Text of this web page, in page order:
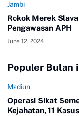
Jambi
Rokok Merek
Pengawasan APH
June 12, 2024
Populer Bulan
Madiun
Operasi Sikat
Kejahatan, 11